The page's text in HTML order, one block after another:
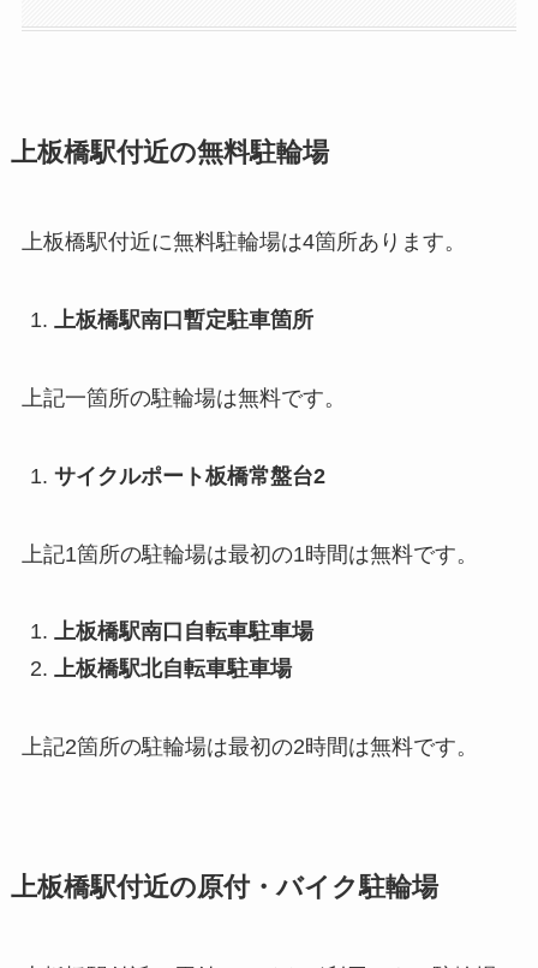
上板橋駅付近の無料駐輪場
上板橋駅付近に無料駐輪場は4箇所あります。
上板橋駅南口暫定駐車箇所
上記一箇所の駐輪場は無料です。
サイクルポート板橋常盤台2
上記1箇所の駐輪場は最初の1時間は無料です。
上板橋駅南口自転車駐車場
上板橋駅北自転車駐車場
上記2箇所の駐輪場は最初の2時間は無料です。
上板橋駅付近の原付・バイク駐輪場